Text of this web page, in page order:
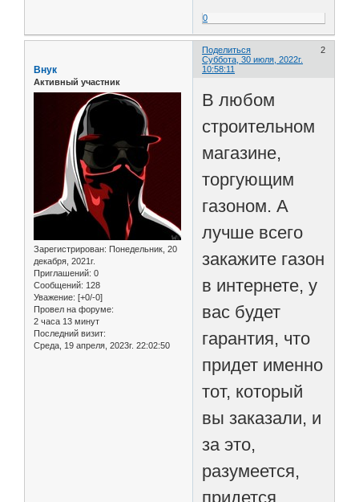
0
Поделиться
2
Суббота, 30 июля, 2022г.
10:58:11
Внук
Активный участник
Зарегистрирован: Понедельник, 20
декабря, 2021г.
Приглашений: 0
Сообщений: 128
Уважение: [+0/-0]
Провел на форуме:
2 часа 13 минут
Последний визит:
Среда, 19 апреля, 2023г. 22:02:50
В любом
строительном
магазине,
торгующим
газоном. А
лучше всего
закажите газон
в интернете, у
вас будет
гарантия, что
придет именно
тот, который
вы заказали, и
за это,
разумеется,
придется